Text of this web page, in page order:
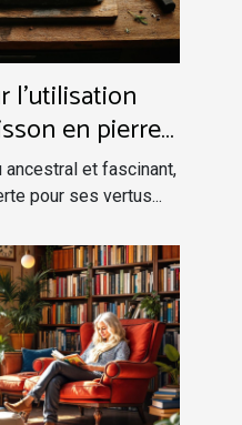
l'utilisation
en pierre
ancestral et fascinant,
pour ses vertus...